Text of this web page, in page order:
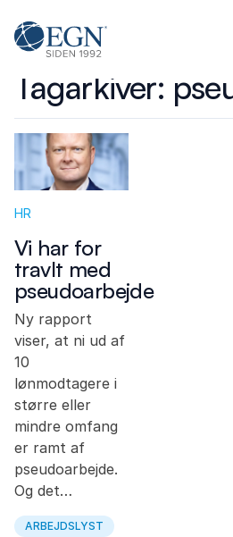
Executives' Global Network
Tagarkiver:
HR
Vi har for
travlt med
pseudoarbejde
Ny rapport
viser, at ni ud af
10
lønmodtagere i
større eller
mindre omfang
er ramt af
pseudoarbejde.
Og det…
ARBEJDSLYST